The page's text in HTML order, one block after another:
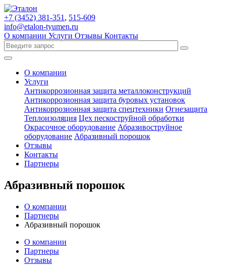
+7 (3452) 381-351 , 515-609
info@etalon-tyumen.ru
О компании Услуги Отзывы Контакты
О компании
Услуги
Антикоррозионная защита металлоконструкций
Антикоррозионная защита буровых установок
Антикоррозионная защита спецтехники Огнезащита
Теплоизоляция Цех пескоструйной обработки
Окрасочное оборудование Абразивоструйное
оборудование Абразивный порошок
Отзывы
Контакты
Партнеры
Абразивный порошок
О компании
Партнеры
Абразивный порошок
О компании
Партнеры
Отзывы